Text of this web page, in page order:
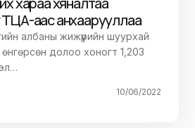
аас анхаарууллаа
албаны жижүүрийн шуурхай
долоо хоногт 1,203
10/06/2022